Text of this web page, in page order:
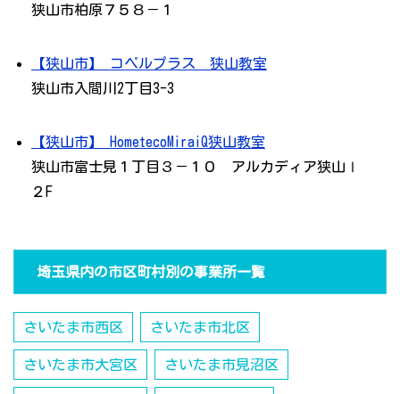
狭山市柏原７５８－１
【狭山市】 コペルプラス 狭山教室
狭山市入間川2丁目3-3
【狭山市】 HometecoMiraiQ狭山教室
狭山市富士見１丁目３－１０ アルカディア狭山Ⅰ
２F
埼玉県内の市区町村別の事業所一覧
さいたま市西区 さいたま市北区
さいたま市大宮区 さいたま市見沼区